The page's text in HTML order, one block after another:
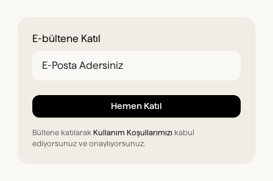
E-bültene Katıl
Bültene katılarak Kullanım Koşullarımızı kabul
ediyorsunuz ve onaylıyorsunuz.